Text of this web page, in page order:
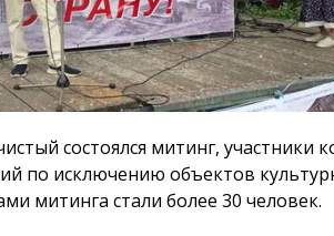
состоялся митинг, участники
по исключению объектов
митинга стали более 30 человек.